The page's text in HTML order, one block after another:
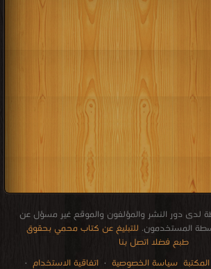
لدى دور النشر والمؤلفون والموقع غير مسؤل عن
المستخدمون. للتبليغ عن كتاب محمي بحقوق
طبع فضلا اتصل بنا
سياسة الخصوصية · اتفاقية الاستخدام ·